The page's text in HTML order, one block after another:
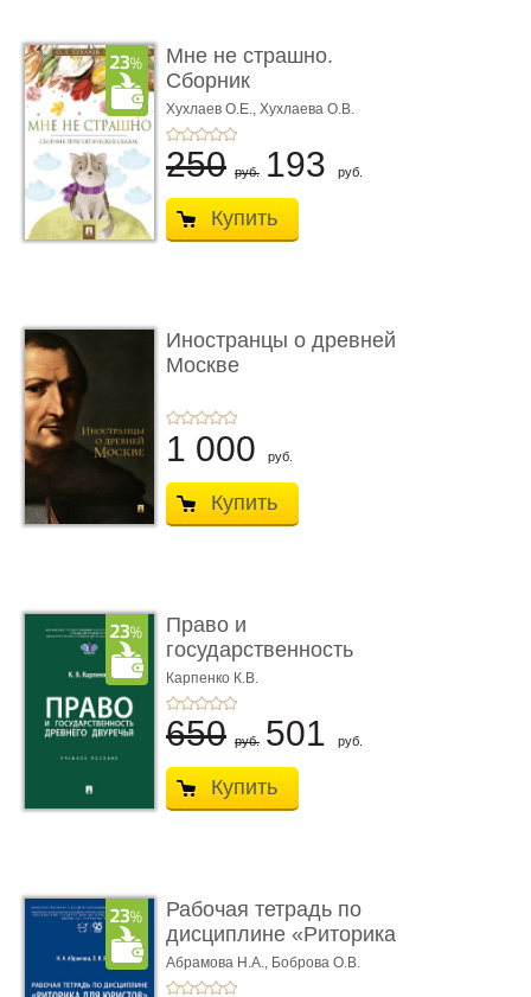
Мне не страшно.
Сборник
терапевтических
сказо� ...
Хухлаев О.Е., Хухлаева О.В.
250 руб. 193 руб.
Купить
Иностранцы о древней
Москве
1 000 руб.
Купить
Право и
государственность
Древнего Двуречья. �
...
Карпенко К.В.
650 руб. 501 руб.
Купить
Рабочая тетрадь по
дисциплине «Риторика
для ю� ...
Абрамова Н.А., Боброва О.В.